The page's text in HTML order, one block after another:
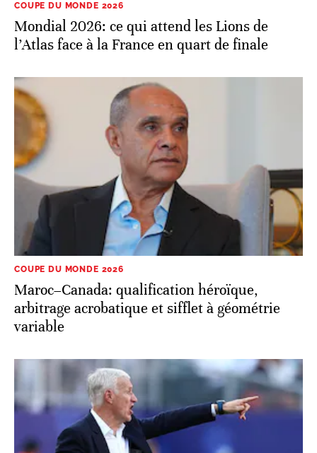
COUPE DU MONDE 2026
Maroc–Canada: qualification héroïque,
arbitrage acrobatique et sifflet à géométrie
variable